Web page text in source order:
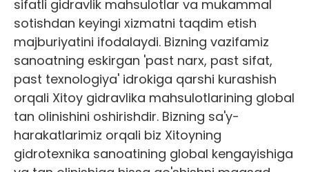
sifatli gidravlik mahsulotlar va mukammal
sotishdan keyingi xizmatni taqdim etish
majburiyatini ifodalaydi. Bizning vazifamiz
sanoatning eskirgan 'past narx, past sifat,
past texnologiya' idrokiga qarshi kurashish
orqali Xitoy gidravlika mahsulotlarining global
tan olinishini oshirishdir. Bizning sa'y-
harakatlarimiz orqali biz Xitoyning
gidrotexnika sanoatining global kengayishiga